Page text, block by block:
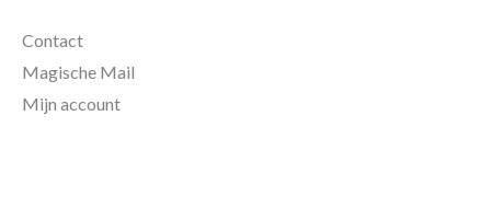
Contact
Magische Mail
Mijn account